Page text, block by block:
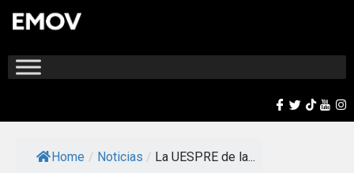
Home / Noticias / La UESPRE de la...